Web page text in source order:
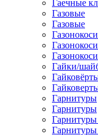
Гаечные
Газовые
Газовые
Гайки/
Гарнитуры
Гарнитуры
Гарнитуры